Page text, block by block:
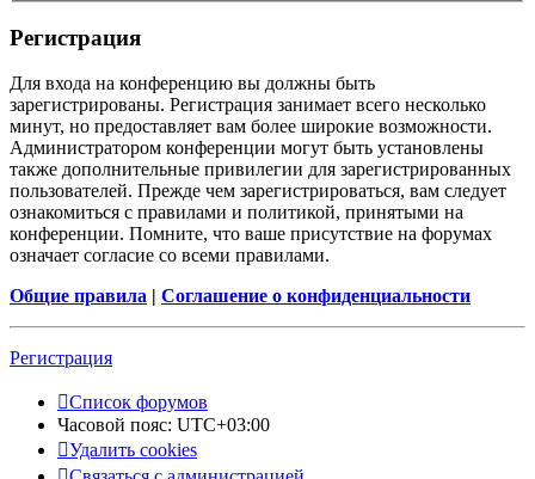
Регистрация
Для входа на конференцию вы должны быть
зарегистрированы. Регистрация занимает всего несколько
минут, но предоставляет вам более широкие возможности.
Администратором конференции могут быть установлены
также дополнительные привилегии для зарегистрированных
пользователей. Прежде чем зарегистрироваться, вам следует
ознакомиться с правилами и политикой, принятыми на
конференции. Помните, что ваше присутствие на форумах
означает согласие со всеми правилами.
Общие правила | Соглашение о конфиденциальности
Регистрация
Список форумов
Часовой пояс: UTC+03:00
Удалить cookies